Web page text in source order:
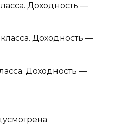
Доходность —
Доходность —
Доходность —